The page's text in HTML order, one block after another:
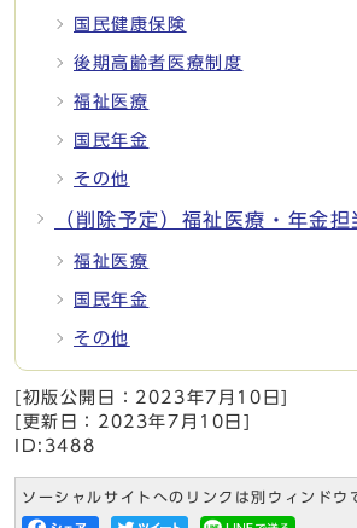
国民健康保険
後期高齢者医療制度
福祉医療
国民年金
その他
（削除予定）福祉医療・年金担
福祉医療
国民年金
その他
[初版公開日： 2023年7月10日
[更新日： 2023年7月10日
ID:3488
ソーシャルサイトへのリンクは別ウィンドウ